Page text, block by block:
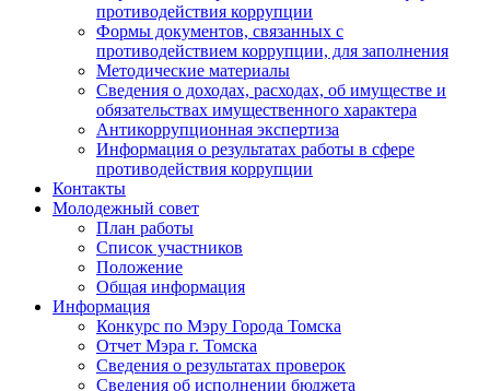
противодействия коррупции
Формы документов, связанных с
противодействием коррупции, для заполнения
Методические материалы
Сведения о доходах, расходах, об имуществе и
обязательствах имущественного характера
Антикоррупционная экспертиза
Информация о результатах работы в сфере
противодействия коррупции
Контакты
Молодежный совет
План работы
Список участников
Положение
Общая информация
Информация
Конкурс по Мэру Города Томска
Отчет Мэра г. Томска
Сведения о результатах проверок
Сведения об исполнении бюджета